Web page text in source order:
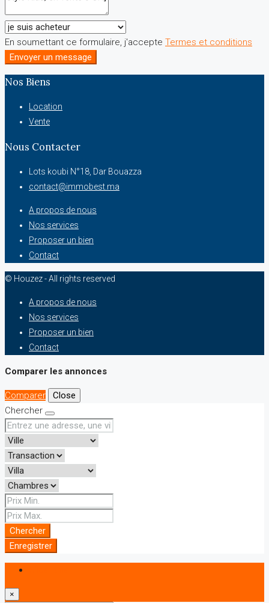
En soumettant ce formulaire, j'accepte Termes et conditions
Envoyer un message
Nos Biens
Location
Vente
Nous Contacter
Lots koubi N°18, Dar Bouazza
contact@immobest.ma
A propos de nous
Nos services
Proposer un bien
Contact
© Houzez - All rights reserved
A propos de nous
Nos services
Proposer un bien
Contact
Comparer les annonces
Comparer
Close
Chercher
Chercher
Enregistrer
×